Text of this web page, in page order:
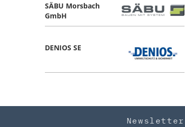
SÄBU Morsbach
GmbH
DENIOS SE
Newsletter